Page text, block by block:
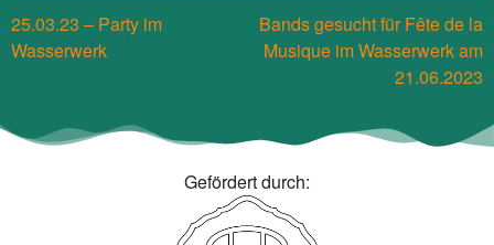
Beitragsnavigation
25.03.23 – Party im
Wasserwerk
Bands gesucht für Fête de la
Musique im Wasserwerk am
21.06.2023
Gefördert durch: